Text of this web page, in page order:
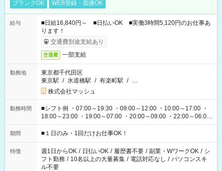
ブランクOK WEB登録・面接OK
給与
■日給16,840円～ ■日払いOK ■実働3時間5,120円のお仕事あ
ります！
交通費別途支給あり
交通費 一部支給
勤務地
東京都千代田区
東京駅 / 水道橋駅 / 有楽町駅 / …
株式会社マッシュ
勤務時間
■シフト例 ・07:00～19:30 ・09:00～12:00 ・10:00～17:00 ・
18:00～23:00 ・19:00～07:00 ・20:00～09:00 ・22:00～06:00
etc ★最短で3時間で5,120円のお仕事から 15時間で2万円近く稼
げるお仕事も！ ご希望のお時間に合わせてご紹介！ ※シフトは
ください！
期間 ■１日のみ・1回だけお仕事OK！
特徴 週1日からOK / 日払いOK / 履歴書不要 / 副業・WワークOK / シ
フト勤務 / 10名以上の大量募集 / 電話対応なし / パソコンスキ
ル不要